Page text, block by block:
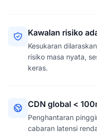
Kawalan risiko
Kesukaran
risiko masa nyata,
keras.
CDN global <
Penghantaran
cabaran latensi